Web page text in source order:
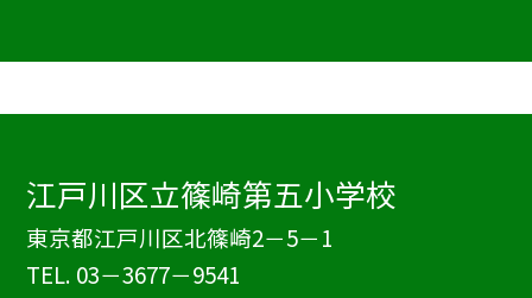
江戸川区立篠崎第五小学校
東京都江戸川区北篠崎2－5－1
TEL. 03－3677－9541